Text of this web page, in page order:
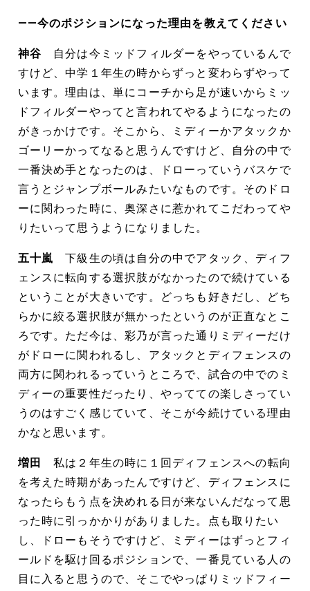
――今のポジションになった理由を教えてください
神谷 自分は今ミッドフィルダーをやっているんで
すけど、中学１年生の時からずっと変わらずやって
います。理由は、単にコーチから足が速いからミッ
ドフィルダーやってと言われてやるようになったの
がきっかけです。そこから、ミディーかアタックか
ゴーリーかってなると思うんですけど、自分の中で
一番決め手となったのは、ドローっていうバスケで
言うとジャンプボールみたいなものです。そのドロ
ーに関わった時に、奥深さに惹かれてこだわってや
りたいって思うようになりました。
五十嵐 下級生の頃は自分の中でアタック、ディフ
ェンスに転向する選択肢がなかったので続けている
ということが大きいです。どっちも好きだし、どち
らかに絞る選択肢が無かったというのが正直なとこ
ろです。ただ今は、彩乃が言った通りミディーだけ
がドローに関われるし、アタックとディフェンスの
両方に関われるっていうところで、試合の中でのミ
ディーの重要性だったり、やってての楽しさってい
うのはすごく感じていて、そこが今続けている理由
かなと思います。
増田
私は２年生の時に１回ディフェンスへの転向
を考えた時期があったんですけど、ディフェンスに
なったらもう点を決めれる日が来ないんだなって思
った時に引っかかりがありました。点も取りたい
し、ドローもそうですけど、ミディーはずっとフィ
ールドを駆け回るポジションで、一番見ている人の
目に入ると思うので、そこでやっぱりミッドフィー